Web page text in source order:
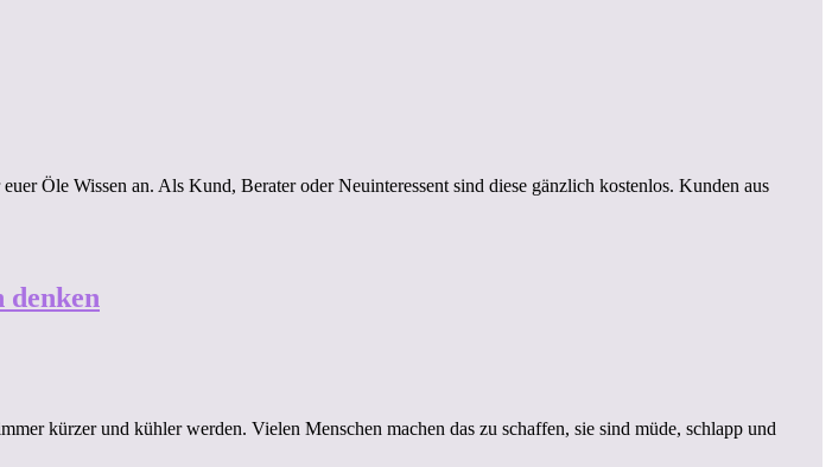
Öle Wissen an. Als Kund, Berater oder Neuinteressent sind diese gänzlich kostenlos. Kunden aus
denken
kürzer und kühler werden. Vielen Menschen machen das zu schaffen, sie sind müde, schlapp und